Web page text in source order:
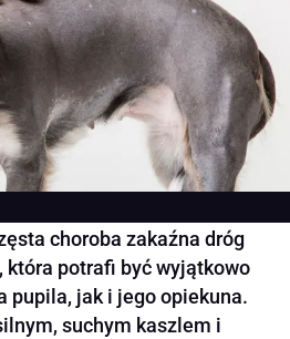
choroba zakaźna dróg
która potrafi być wyjątkowo
pupila, jak i jego opiekuna.
suchym kaszlem i